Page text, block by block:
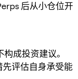
后从小仓位开
成投资建议。
评估自身承受能